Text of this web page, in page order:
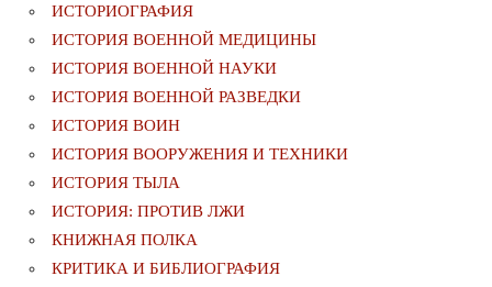
ИСТОРИОГРАФИЯ
ИСТОРИЯ ВОЕННОЙ МЕДИЦИНЫ
ИСТОРИЯ ВОЕННОЙ НАУКИ
ИСТОРИЯ ВОЕННОЙ РАЗВЕДКИ
ИСТОРИЯ ВОИН
ИСТОРИЯ ВООРУЖЕНИЯ И ТЕХНИКИ
ИСТОРИЯ ТЫЛА
ИСТОРИЯ: ПРОТИВ ЛЖИ
КНИЖНАЯ ПОЛКА
КРИТИКА И БИБЛИОГРАФИЯ